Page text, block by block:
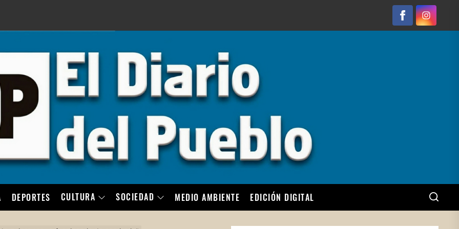
FacebookInstagram
DEPORTES CULTURA SOCIEDAD MEDIO AMBIENTE EDICIÓN DIGITAL